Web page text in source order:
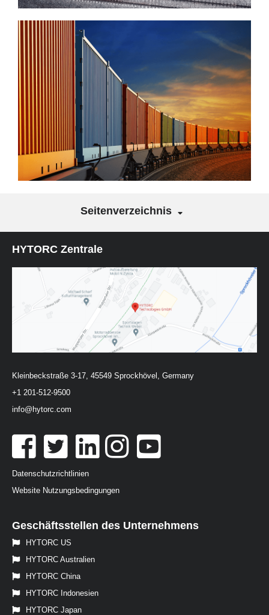
Seitenverzeichnis
HYTORC Zentrale
Kleinbeckstraße 3-17, 45549 Sprockhövel, Germany
+1 201-512-9500
info@hytorc.com
Datenschutzrichtlinien
Website Nutzungsbedingungen
Geschäftsstellen des Unternehmens
HYTORC US
HYTORC Australien
HYTORC China
HYTORC Indonesien
HYTORC Japan